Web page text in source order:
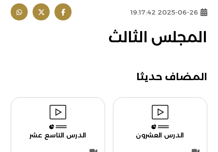
2025-06-26 19:17:42
المجلس الثالث
المضاف حديثا
الدرس العشرون الدرس التاسع عشر